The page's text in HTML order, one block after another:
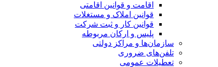
اقامت و قوانین اقامتی
قوانین املاک و مستغلات
قوانین کار و ثبت شرکت
پلیس و ارکان مربوطه
سازمان‌ها و مراکز دولتی
تلفن‌های ضروری
تعطیلات عمومی